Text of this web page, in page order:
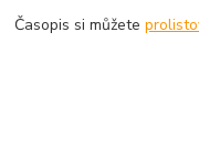
Časopis si můžete